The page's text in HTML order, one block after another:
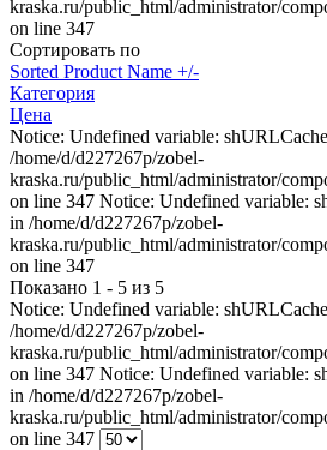
kraska.ru/public_html/administrator/
on line 347
Сортировать по
Sorted Product Name +/-
Категория
Цена
Notice: Undefined variable:
/home/d/d227267p/zobel-
kraska.ru/public_html/administrator/
on line 347 Notice: Undefined variable:
in /home/d/d227267p/zobel-
kraska.ru/public_html/administrator/
on line 347
Показано 1 - 5 из 5
Notice: Undefined variable:
/home/d/d227267p/zobel-
kraska.ru/public_html/administrator/
on line 347 Notice: Undefined variable:
in /home/d/d227267p/zobel-
kraska.ru/public_html/administrator/
on line 347